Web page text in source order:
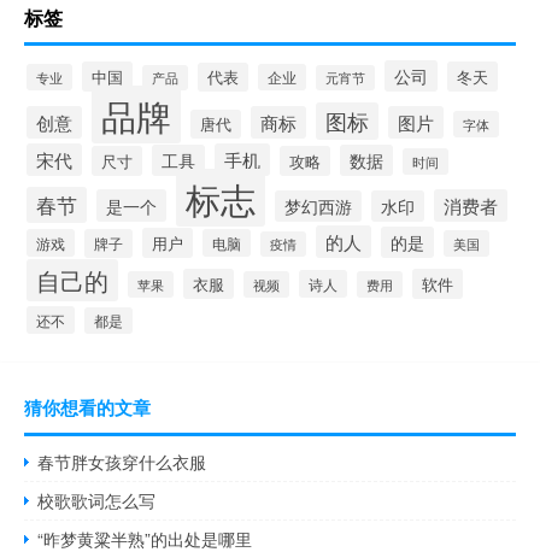
标签
专业 中国 产品 代表 企业 元宵节 公司 冬天
创意 品牌 唐代 商标 图标 图片 字体
宋代 尺寸 工具 手机 攻略 数据 时间
春节 是一个 标志 梦幻西游 水印 消费者
游戏 牌子 用户 电脑 疫情 的人 的是 美国
自己的 苹果 衣服 视频 诗人 费用 软件
还不 都是
猜你想看的文章
春节胖女孩穿什么衣服
校歌歌词怎么写
“昨梦黄粱半熟”的出处是哪里